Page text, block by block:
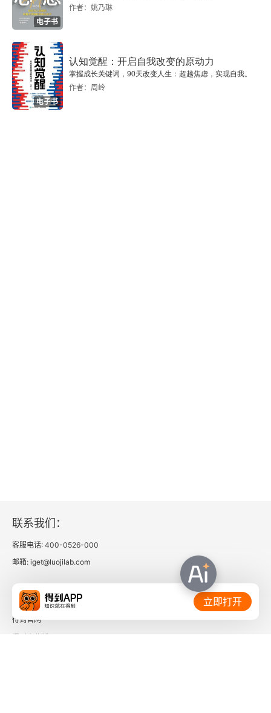
2.2.2 智能仓库规划布局的类型
2.3 如何做好物资出入库管理
2.3.1 物资入库的准备工作
2.6 仓库安全管理
2.6.1 仓库安全管理的内容
2.6.2 仓库安全管理的基本任务和目标
2.6.3 仓库安全管理信息系统
电子书
作者：姚乃琳
电子书
认知觉醒：开启自我改变的原动力
掌握成长关键词，90天改变人生：超越焦虑，实现自我。
作者：周岭
联系我们：
客服电话: 400-0526-000
邮箱: iget@luojilab.com
相关链接：
得到官网
立即打开